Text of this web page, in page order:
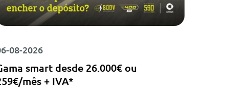
08-2026
smart desde 26.000€ ou
mês + IVA*